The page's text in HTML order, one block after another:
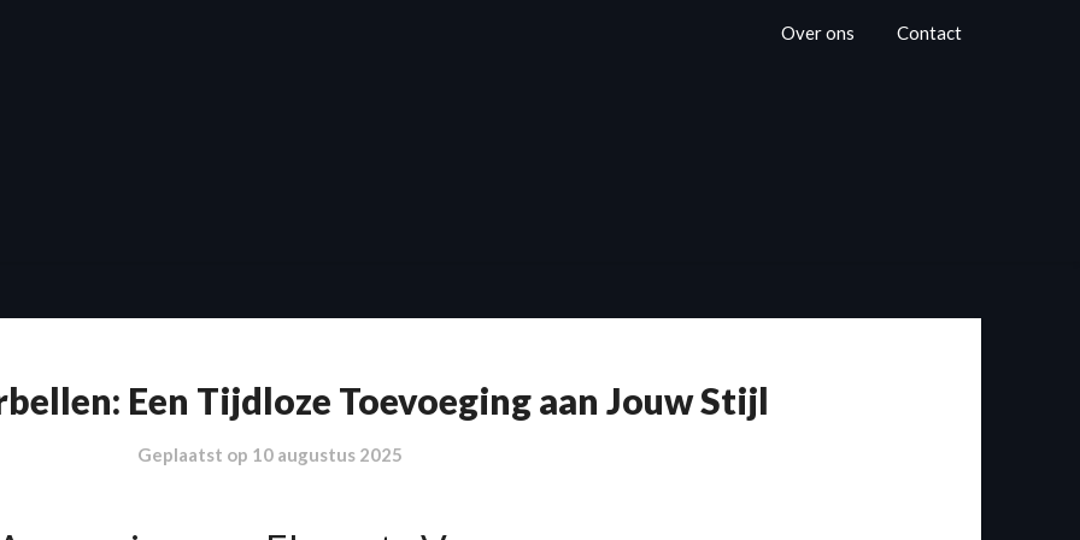
Over ons Contact
Een Tijdloze Toevoeging aan Jouw Stijl
Geplaatst op 10 augustus 2025